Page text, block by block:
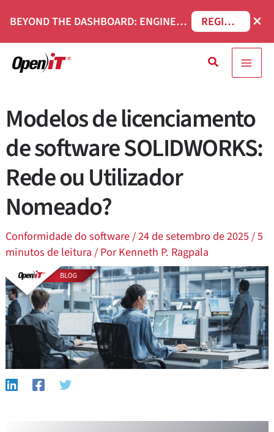
para
o
conteúdo
BEYOND THE DASHBOARD: ENGINEERING SOFTWARE IN SERVICENOW WEBINAR REGISTAR AGORA ×
Pesquisa
Modelos de licenciamento
de software SOLIDWORKS:
Rede ou Utilizador
Nomeado?
Conformidade do software/24 de setembro de 2025/5
minutos de leitura/ PorKenneth P. Ragpala